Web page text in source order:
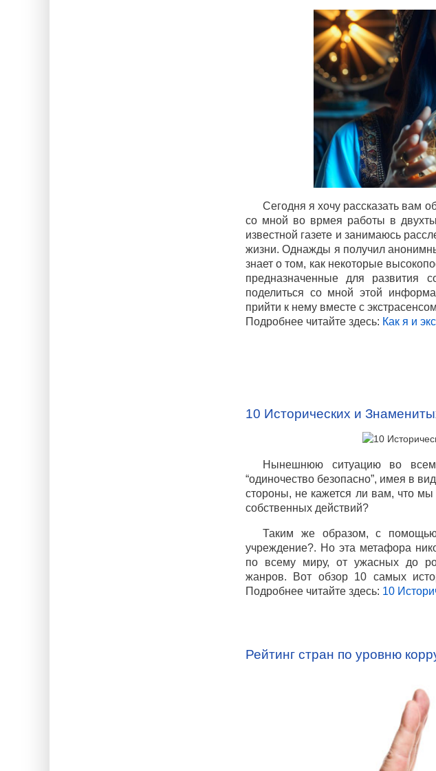
Сегодня я хочу рассказать вам
со мной во врмея работы в
известной газете и занимаюсь
жизни. Однажды я получил
знает о том, как некоторые
предназначенные для развития
поделиться со мной этой
прийти к нему вместе с
Подробнее читайте здесь: Как я и
10 Исторических и
Нынешнюю ситуацию во
“одиночество безопасно”, имея в
стороны, не кажется ли вам, что
собственных действий?
Таким же образом, с помощью
учреждение?. Но эта метафора
по всему миру, от ужасных до
жанров. Вот обзор 10 самых
Подробнее читайте здесь: 10
Рейтинг стран по уровню